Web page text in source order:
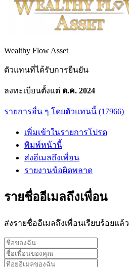
Wealthy Flow Asset
ตัวแทนที่ได้รับการยืนยัน
ลงทะเบียนตั้งแต่ ต.ค. 2024
รายการอื่น ๆ โดยตัวแทนนี้ (17966)
เพิ่มเข้าในรายการโปรด
พิมพ์หน้านี้
ส่งอีเมลถึงเพื่อน
รายงานข้อผิดพลาด
รายชื่ออีเมลถึงเพื่อน
ส่งรายชื่ออีเมลถึงเพื่อนเรียบร้อยแล้ว